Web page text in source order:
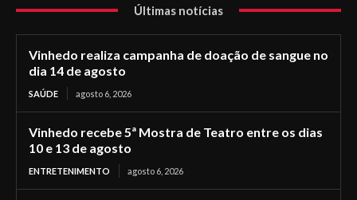
Últimas notícias
Vinhedo realiza campanha de doação de sangue no
dia 14 de agosto
SAÚDE agosto 6, 2026
Vinhedo recebe 5ª Mostra de Teatro entre os dias
10 e 13 de agosto
ENTRETENIMENTO agosto 6, 2026